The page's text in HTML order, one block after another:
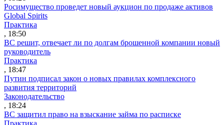
Росимущество проведет новый аукцион по продаже активов
Global Spirits
Практика
, 18:50
ВС решит, отвечает ли по долгам брошенной компании новый
руководитель
Практика
, 18:47
Путин подписал закон о новых правилах комплексного
развития территорий
Законодательство
, 18:24
ВС защитил право на взыскание займа по расписке
Практика